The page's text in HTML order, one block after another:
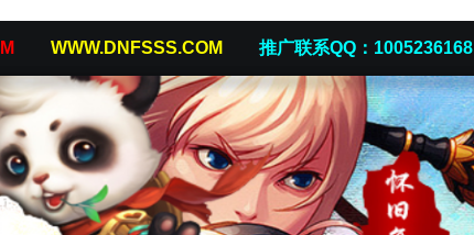
WWW.DNFSSS.COM 推广联系QQ：1005236168